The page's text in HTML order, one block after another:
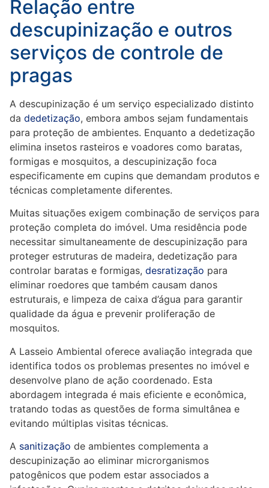
Relação entre
descupinização e outros
serviços de controle de
pragas
A descupinização é um serviço especializado distinto
da dedetização, embora ambos sejam fundamentais
para proteção de ambientes. Enquanto a dedetização
elimina insetos rasteiros e voadores como baratas,
formigas e mosquitos, a descupinização foca
especificamente em cupins que demandam produtos e
técnicas completamente diferentes.
Muitas situações exigem combinação de serviços para
proteção completa do imóvel. Uma residência pode
necessitar simultaneamente de descupinização para
proteger estruturas de madeira, dedetização para
controlar baratas e formigas, desratização para
eliminar roedores que também causam danos
estruturais, e limpeza de caixa d’água para garantir
qualidade da água e prevenir proliferação de
mosquitos.
A Lasseio Ambiental oferece avaliação integrada que
identifica todos os problemas presentes no imóvel e
desenvolve plano de ação coordenado. Esta
abordagem integrada é mais eficiente e econômica,
tratando todas as questões de forma simultânea e
evitando múltiplas visitas técnicas.
A sanitização de ambientes complementa a
descupinização ao eliminar microrganismos
patogênicos que podem estar associados a